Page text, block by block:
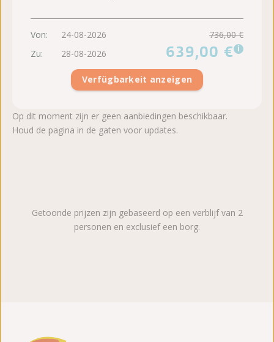
Von: 24-08-2026
736,00 €
Zu:
28-08-2026 639,00 € i
Verfügbarkeit anzeigen
Op dit moment zijn er geen aanbiedingen beschikbaar.
Houd de pagina in de gaten voor updates.
Getoonde prijzen zijn gebaseerd op een verblijf van 2
personen en exclusief een borg.